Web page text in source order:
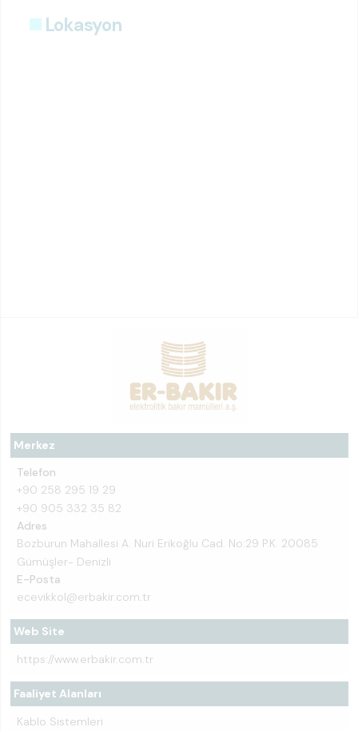
Merkez
Telefon
+90 258 295 19 29
+90 905 332 35 82
Adres
Bozburun Mahallesi A. Nuri Erikoğlu Cad. No:29 P.K. 20085
Gümüşler- Denizli
E-Posta
ecevikkol@erbakir.com.tr
Web Site
https://www.erbakir.com.tr
Faaliyet Alanları
Kablo Sistemleri
Lokasyon